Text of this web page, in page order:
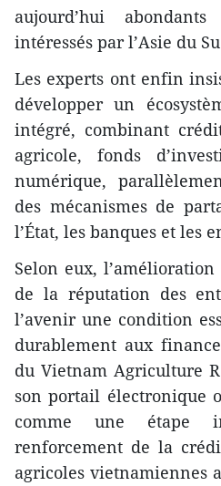
aujourd’hui
intéressés par l’Asie du
Les experts ont enfin
développer un
intégré, combinant
agricole, fonds
numérique,
des mécanismes de
l’État, les banques et les
Selon eux,
de la réputation des
l’avenir une condition
durablement aux
du Vietnam Agriculture
son portail électronique
comme une étape
renforcement de la
agricoles vietnamiennes